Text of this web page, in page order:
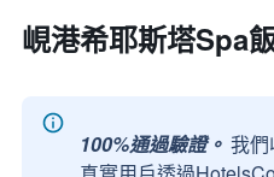
峴港希耶斯塔Spa
100%通過驗證。 我